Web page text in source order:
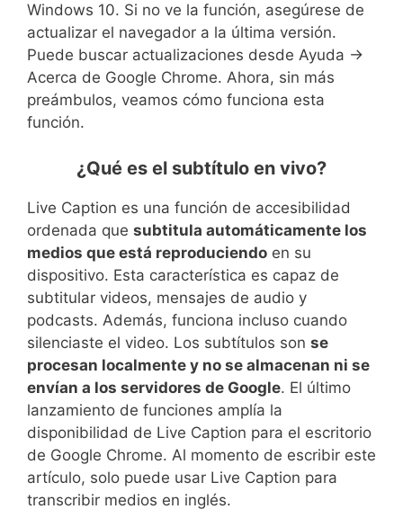
Windows 10. Si no ve la función, asegúrese de
actualizar el navegador a la última versión.
Puede buscar actualizaciones desde Ayuda ->
Acerca de Google Chrome. Ahora, sin más
preámbulos, veamos cómo funciona esta
función.
¿Qué es el subtítulo en vivo?
Live Caption es una función de accesibilidad
ordenada que subtitula automáticamente los
medios que está reproduciendo en su
dispositivo. Esta característica es capaz de
subtitular videos, mensajes de audio y
podcasts. Además, funciona incluso cuando
silenciaste el video. Los subtítulos son se
procesan localmente y no se almacenan ni se
envían a los servidores de Google. El último
lanzamiento de funciones amplía la
disponibilidad de Live Caption para el escritorio
de Google Chrome. Al momento de escribir este
artículo, solo puede usar Live Caption para
transcribir medios en inglés.